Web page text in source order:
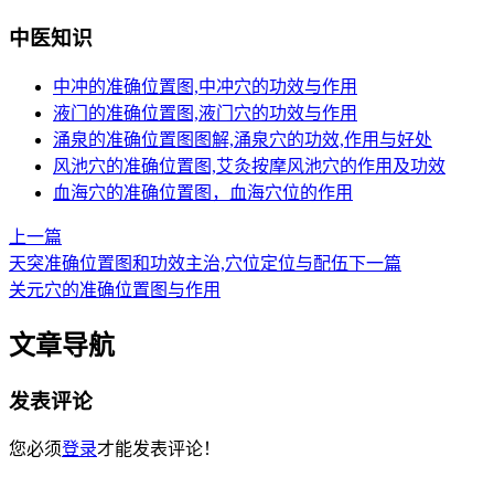
中医知识
中冲的准确位置图,中冲穴的功效与作用
液门的准确位置图,液门穴的功效与作用
涌泉的准确位置图图解,涌泉穴的功效,作用与好处
风池穴的准确位置图,艾灸按摩风池穴的作用及功效
血海穴的准确位置图，血海穴位的作用
上一篇
天突准确位置图和功效主治,穴位定位与配伍下一篇
关元穴的准确位置图与作用
文章导航
发表评论
您必须登录才能发表评论！